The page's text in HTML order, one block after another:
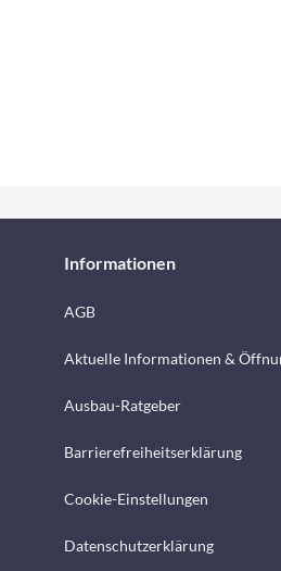
Informationen
AGB
Aktuelle Informationen &
Ausbau-Ratgeber
Barrierefreiheitserklärung
Cookie-Einstellungen
Datenschutzerklärung